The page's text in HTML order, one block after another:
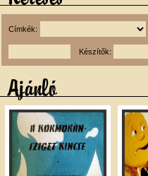
Címkék:
Készítők: